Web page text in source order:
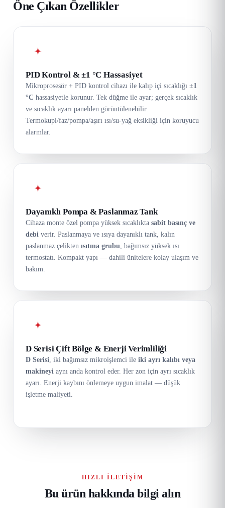
Öne Çıkan Özellikler
PID Kontrol & ±1 °C Hassasiyet
Mikroprosesör + PID kontrol cihazı ile kalıp içi sıcaklığı ±1
°C hassasiyetle korunur. Tek düğme ile ayar; gerçek sıcaklık
ve sıcaklık ayarı panelden görüntülenebilir.
Termokupl/faz/pompa/aşırı ısı/su-yağ eksikliği için koruyucu
alarmlar.
Dayanıklı Pompa & Paslanmaz Tank
Cihaza monte özel pompa yüksek sıcaklıkta sabit basınç ve
debi verir. Paslanmaya ve ısıya dayanıklı tank, kalın
paslanmaz çelikten ısıtma grubu, bağımsız yüksek ısı
termostatı. Kompakt yapı — dahili ünitelere kolay ulaşım ve
bakım.
D Serisi Çift Bölge & Enerji Verimliliği
D Serisi, iki bağımsız mikroişlemci ile iki ayrı kalıbı veya
makineyi aynı anda kontrol eder. Her zon için ayrı sıcaklık
ayarı. Enerji kaybını önlemeye uygun imalat — düşük
işletme maliyeti.
HIZLI İLETIŞIM
Bu ürün hakkında bilgi alın